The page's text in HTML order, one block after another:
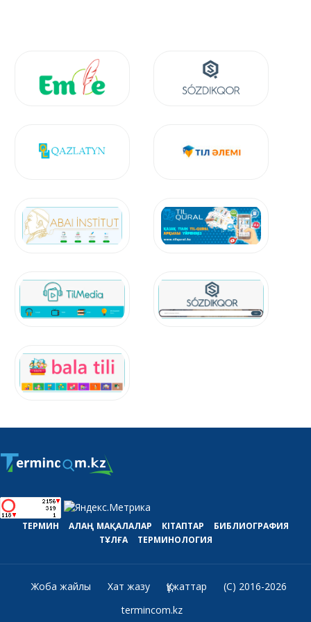
ТЕРМИН АЛАҢ МАҚАЛАЛАР КІТАПТАР
БИБЛИОГРАФИЯ
ТҰЛҒА
ТЕРМИНОЛОГИЯ
Жоба жайлы Хат жазу Құжаттар
(C) 2016-2026
termincom.kz